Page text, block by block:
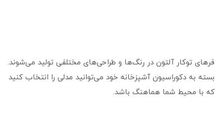
فرهای توکار آلتون در رنگ‌ها و طراحی‌های مختلفی تولید می‌شوند.
بسته به دکوراسیون آشپزخانه خود می‌توانید مدلی را انتخاب کنید
که با محیط شما هماهنگ باشد.